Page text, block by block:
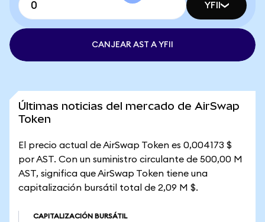
YFII
CANJEAR AST A YFII
Últimas noticias del mercado de AirSwap
Token
El precio actual de AirSwap Token es 0,004173 $
por AST. Con un suministro circulante de 500,00 M
AST, significa que AirSwap Token tiene una
capitalización bursátil total de 2,09 M $.
CAPITALIZACIÓN BURSÁTIL